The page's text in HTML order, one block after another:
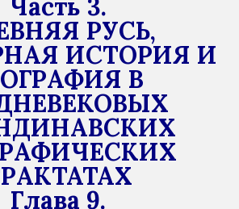
Часть 3.
РУСЬ,
ИСТОРИЯ И
В
Глава 9.